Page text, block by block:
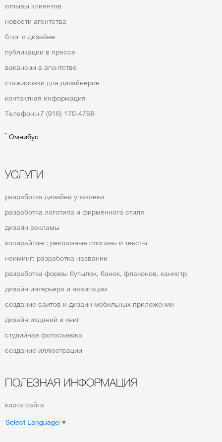
отзывы клиентов
новости агентства
блог о дизайне
публикации в прессе
вакансии в агентстве
стажировки для дизайнеров
контактная информация
Телефон:+7 (916) 170-4768
* Омнибус
УСЛУГИ
разработка дизайна упаковки
разработка логотипа и фирменного стиля
дизайн рекламы
копирайтинг: рекламные слоганы и тексты
нейминг: разработка названий
разработка формы бутылок, банок, флаконов, канистр
дизайн интерьера и навигации
создание сайтов и дизайн мобильных приложений
дизайн изданий и книг
студийная фотосъемка
создание иллюстраций
ПОЛЕЗНАЯ ИНФОРМАЦИЯ
карта сайта
Select Language ▼